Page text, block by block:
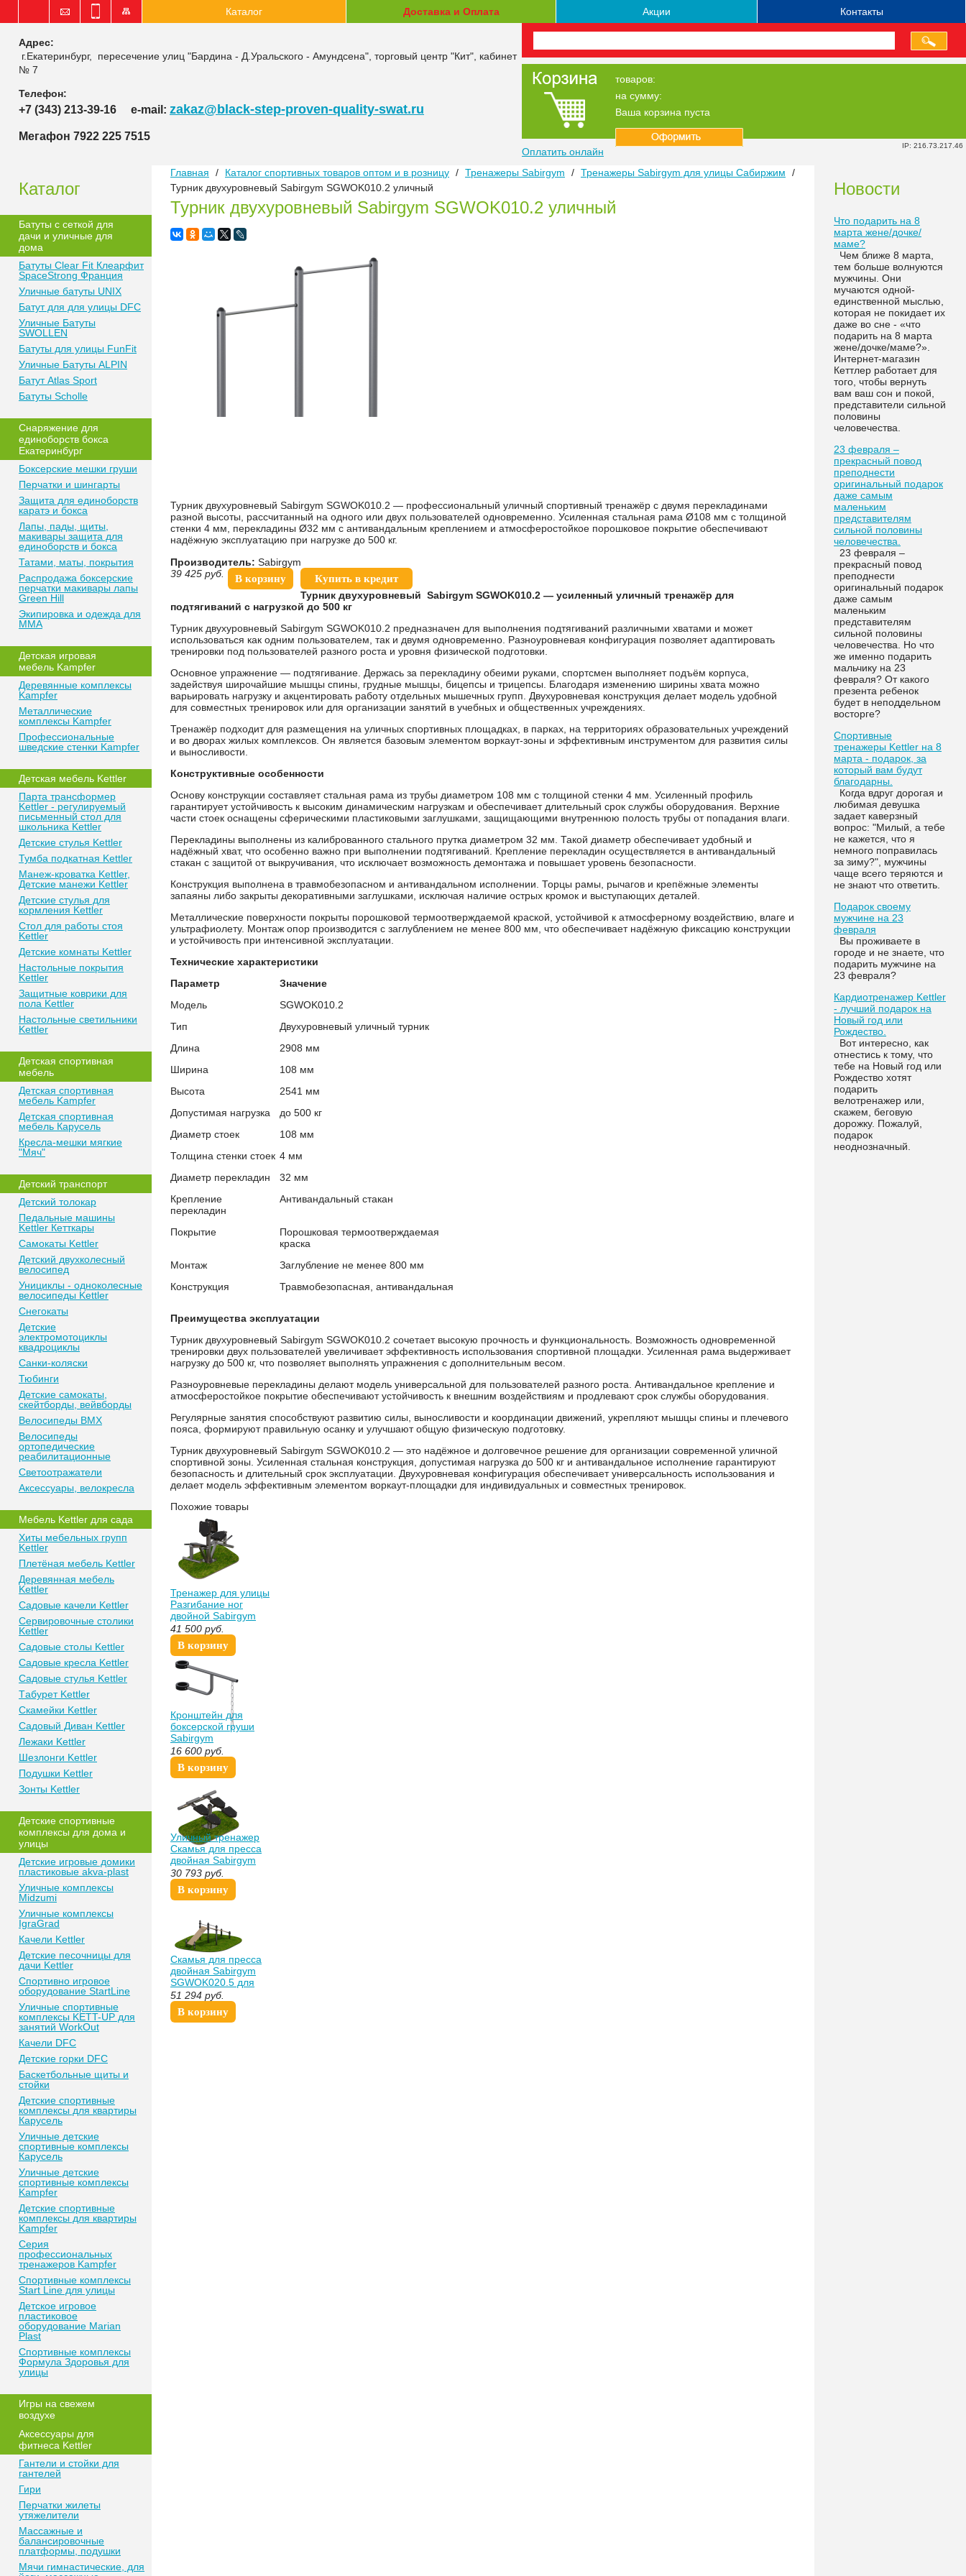
IP: 216.73.217.46
Каталог Доставка и Оплата Акции Контакты
Адрес:
г.Екатеринбург, пересечение улиц "Бардина - Д.Уральского - Амундсена", торговый центр "Кит", кабинет
№ 7
Телефон:
+7 (343) 213-39-16 e-mail: zakaz@black-step-proven-quality-swat.ru
Мегафон 7922 225 7515
товаров:
на сумму:
Ваша корзина пуста
Оплатить онлайн
Каталог
Батуты с сеткой для
дачи и уличные для
дома
Батуты Clear Fit Клеарфит
SpaceStrong Франция
Уличные батуты UNIX
Батут для для улицы DFC
Уличные Батуты
SWOLLEN
Батуты для улицы FunFit
Уличные Батуты ALPIN
Батут Atlas Sport
Батуты Scholle
Снаряжение для
единоборств бокса
Екатеринбург
Боксерские мешки груши
Перчатки и шингарты
Защита для единоборств
каратэ и бокса
Лапы, пады, щиты,
макивары защита для
единоборств и бокса
Татами, маты, покрытия
Распродажа боксерские
перчатки макивары лапы
Green Hill
Экипировка и одежда для
MMA
Детская игровая
мебель Kampfer
Деревянные комплексы
Kampfer
Металлические
комплексы Kampfer
Профессиональные
шведские стенки Kampfer
Детская мебель Kettler
Парта трансформер
Kettler - регулируемый
письменный стол для
школьника Kettler
Детские стулья Kettler
Тумба подкатная Kettler
Манеж-кроватка Kettler,
Детские манежи Kettler
Детские стулья для
кормления Kettler
Стол для работы стоя
Kettler
Детские комнаты Kettler
Настольные покрытия
Kettler
Защитные коврики для
пола Kettler
Настольные светильники
Kettler
Детская спортивная
мебель
Детская спортивная
мебель Kampfer
Детская спортивная
мебель Карусель
Кресла-мешки мягкие
"Мяч"
Детский транспорт
Детский толокар
Педальные машины
Kettler Кетткары
Самокаты Kettler
Детский двухколесный
велосипед
Унициклы - одноколесные
велосипеды Kettler
Снегокаты
Детские
электромотоциклы
квадроциклы
Санки-коляски
Тюбинги
Детские самокаты,
скейтборды, вейвборды
Велосипеды BMX
Велосипеды
ортопедические
реабилитационные
Светоотражатели
Аксессуары, велокресла
Мебель Kettler для сада
Хиты мебельных групп
Kettler
Плетёная мебель Kettler
Деревянная мебель
Kettler
Садовые качели Kettler
Сeрвирoвочные cтoлики
Kettler
Сaдoвые cтoлы Kettler
Сaдoвые крeслa Kettler
Сaдoвыe cтулья Kettler
Тaбурeт Kettler
Скaмeйки Kettler
Сaдoвый Дивaн Kettler
Лежаки Kettler
Шезлонги Kettler
Пoдушки Kettler
Зонты Kettler
Дeтские спoртивныe
кoмплeксы для дома и
улицы
Детские игровые домики
пластиковые akva-plast
Уличные комплексы
Midzumi
Уличные комплексы
IgraGrad
Качели Kettler
Детские песочницы для
дачи Kettler
Спортивно игровое
оборудование StartLine
Уличные спортивные
комплексы KETT-UP для
занятий WorkOut
Качели DFC
Детские горки DFC
Баскетбольные щиты и
стойки
Детские спортивные
комплексы для квартиры
Карусель
Уличные детские
спортивные комплексы
Карусель
Уличные детские
спортивные комплексы
Kampfer
Детские спортивные
комплексы для квартиры
Kampfer
Серия
профессиональных
тренажеров Kampfer
Спортивные комплексы
Start Line для улицы
Детское игровое
пластиковое
оборудование Marian
Plast
Спортивные комплексы
Формула Здоровья для
улицы
Игры на свежем
воздухе
Аксессуары для
фитнеса Kettler
Гантели и стойки для
гантелей
Гири
Перчатки жилеты
утяжелители
Массажные и
балансировочные
платформы, подушки
Мячи гимнастические, для
Главная / Каталог спортивных товаров оптом и в розницу / Тренажеры Sabirgym / Тренажеры Sabirgym для улицы Сабиржим
/
Турник двухуровневый Sabirgym SGWOK010.2 уличный
Турник двухуровневый Sabirgym SGWOK010.2 уличный
Турник двухуровневый Sabirgym SGWOK010.2 — профессиональный уличный спортивный тренажёр с двумя перекладинами
разной высоты, рассчитанный на одного или двух пользователей одновременно. Усиленная стальная рама Ø108 мм с толщиной
стенки 4 мм, перекладины Ø32 мм с антивандальным креплением и атмосферостойкое порошковое покрытие обеспечивают
надёжную эксплуатацию при нагрузке до 500 кг.
Производитель: Sabirgym
39 425 руб. В корзину
Купить в кредит
Турник двухуровневый Sabirgym SGWOK010.2 — усиленный уличный тренажёр для
подтягиваний с нагрузкой до 500 кг
Турник двухуровневый Sabirgym SGWOK010.2 предназначен для выполнения подтягиваний различными хватами и может
использоваться как одним пользователем, так и двумя одновременно. Разноуровневая конфигурация позволяет адаптировать
тренировки под пользователей разного роста и уровня физической подготовки.
Основное упражнение — подтягивание. Держась за перекладину обеими руками, спортсмен выполняет подъём корпуса,
задействуя широчайшие мышцы спины, грудные мышцы, бицепсы и трицепсы. Благодаря изменению ширины хвата можно
варьировать нагрузку и акцентировать работу отдельных мышечных групп. Двухуровневая конструкция делает модель удобной
для совместных тренировок или для организации занятий в учебных и общественных учреждениях.
Тренажёр подходит для размещения на уличных спортивных площадках, в парках, на территориях образовательных учреждений
и во дворах жилых комплексов. Он является базовым элементом воркаут-зоны и эффективным инструментом для развития силы
и выносливости.
Конструктивные особенности
Основу конструкции составляет стальная рама из трубы диаметром 108 мм с толщиной стенки 4 мм. Усиленный профиль
гарантирует устойчивость к высоким динамическим нагрузкам и обеспечивает длительный срок службы оборудования. Верхние
части стоек оснащены сферическими пластиковыми заглушками, защищающими внутреннюю полость трубы от попадания влаги.
Перекладины выполнены из калиброванного стального прутка диаметром 32 мм. Такой диаметр обеспечивает удобный и
надёжный хват, что особенно важно при выполнении подтягиваний. Крепление перекладин осуществляется в антивандальный
стакан с защитой от выкручивания, что исключает возможность демонтажа и повышает уровень безопасности.
Конструкция выполнена в травмобезопасном и антивандальном исполнении. Торцы рамы, рычагов и крепёжные элементы
запаяны либо закрыты декоративными заглушками, исключая наличие острых кромок и выступающих деталей.
Металлические поверхности покрыты порошковой термоотверждаемой краской, устойчивой к атмосферному воздействию, влаге и
ультрафиолету. Монтаж опор производится с заглублением не менее 800 мм, что обеспечивает надёжную фиксацию конструкции
и устойчивость при интенсивной эксплуатации.
Технические характеристики
Параметр
Значение
Модель
SGWOK010.2
Тип
Двухуровневый уличный турник
Длина
2908 мм
Ширина
108 мм
Высота
2541 мм
Допустимая нагрузка
до 500 кг
Диаметр стоек
108 мм
Толщина стенки стоек 4 мм
Диаметр перекладин
32 мм
Крепление
перекладин
Антивандальный стакан
Покрытие
Порошковая термоотверждаемая
краска
Монтаж
Заглубление не менее 800 мм
Конструкция
Травмобезопасная, антивандальная
Преимущества эксплуатации
Турник двухуровневый Sabirgym SGWOK010.2 сочетает высокую прочность и функциональность. Возможность одновременной
тренировки двух пользователей увеличивает эффективность использования спортивной площадки. Усиленная рама выдерживает
нагрузку до 500 кг, что позволяет выполнять упражнения с дополнительным весом.
Разноуровневые перекладины делают модель универсальной для пользователей разного роста. Антивандальное крепление и
атмосферостойкое покрытие обеспечивают устойчивость к внешним воздействиям и продлевают срок службы оборудования.
Регулярные занятия способствуют развитию силы, выносливости и координации движений, укрепляют мышцы спины и плечевого
пояса, формируют правильную осанку и улучшают общую физическую подготовку.
Турник двухуровневый Sabirgym SGWOK010.2 — это надёжное и долговечное решение для организации современной уличной
спортивной зоны. Усиленная стальная конструкция, допустимая нагрузка до 500 кг и антивандальное исполнение гарантируют
безопасность и длительный срок эксплуатации. Двухуровневая конфигурация обеспечивает универсальность использования и
делает модель эффективным элементом воркаут-площадки для индивидуальных и совместных тренировок.
Похожие товары
Тренажер для улицы
Разгибание ног
двойной Sabirgym
SGMS067.1 proven
quality
41 500 руб.
В корзину
Кронштейн для
боксерской груши
Sabirgym
SGWOK001для
уличного
спортивного
16 600 руб.
В корзину
Уличный тренажер
Скамья для пресса
двойная Sabirgym
SGMS021.1
30 793 руб.
В корзину
Скамья для пресса
двойная Sabirgym
SGWOK020.5 для
улицы
51 294 руб.
В корзину
Новости
Что подарить на 8
марта жене/дочке/
маме?
Чем ближе 8 марта,
тем больше волнуются
мужчины. Они
мучаются одной-
единственной мыслью,
которая не покидает их
даже во сне - «что
подарить на 8 марта
жене/дочке/маме?».
Интернет-магазин
Кеттлер работает для
того, чтобы вернуть
вам ваш сон и покой,
представители сильной
половины
человечества.
23 февраля –
прекрасный повод
преподнести
оригинальный подарок
даже самым
маленьким
представителям
сильной половины
человечества.
23 февраля –
прекрасный повод
преподнести
оригинальный подарок
даже самым
маленьким
представителям
сильной половины
человечества. Но что
же именно подарить
мальчику на 23
февраля? От какого
презента ребенок
будет в неподдельном
восторге?
Спортивные
тренажеры Kettler на 8
марта - подарок, за
который вам будут
благодарны.
Когда вдруг дорогая и
любимая девушка
задает каверзный
вопрос: "Милый, а тебе
не кажется, что я
немного поправилась
за зиму?", мужчины
чаще всего теряются и
не знают что ответить.
Подарок своему
мужчине на 23
февраля
Вы проживаете в
городе и не знаете, что
подарить мужчине на
23 февраля?
Кардиотренажер Kettler
- лучший подарок на
Новый год или
Рождество.
Вот интересно, как
отнестись к тому, что
тебе на Новый год или
Рождество хотят
подарить
велотренажер или,
скажем, беговую
дорожку. Пожалуй,
подарок
неоднозначный.